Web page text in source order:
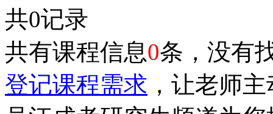
共0记录
共有课程信息0条，没有
登记课程需求 ，让老师